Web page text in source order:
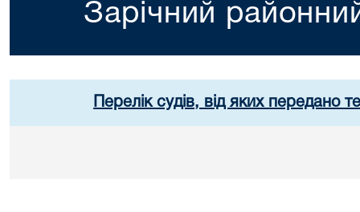
Зарічний
Перелік судів, від яких передано